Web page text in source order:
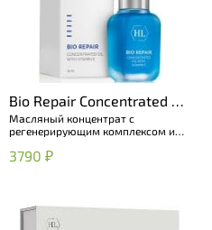
Bio Repair Concentrated Oil
with Vitamin E
Масляный концентрат с
регенерирующим комплексом и
3790 ₽